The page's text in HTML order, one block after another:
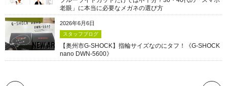
老眼」に本当に必要なメガネの選び方
2026年6月6日
スタッフブログ
【奥州市G-SHOCK】指輪サイズなのにタフ！《G-SHOCK
nano DWN-5600》